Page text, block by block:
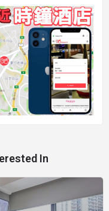
In